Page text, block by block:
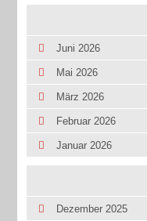
Juni 2026
Mai 2026
März 2026
Februar 2026
Januar 2026
Dezember 2025